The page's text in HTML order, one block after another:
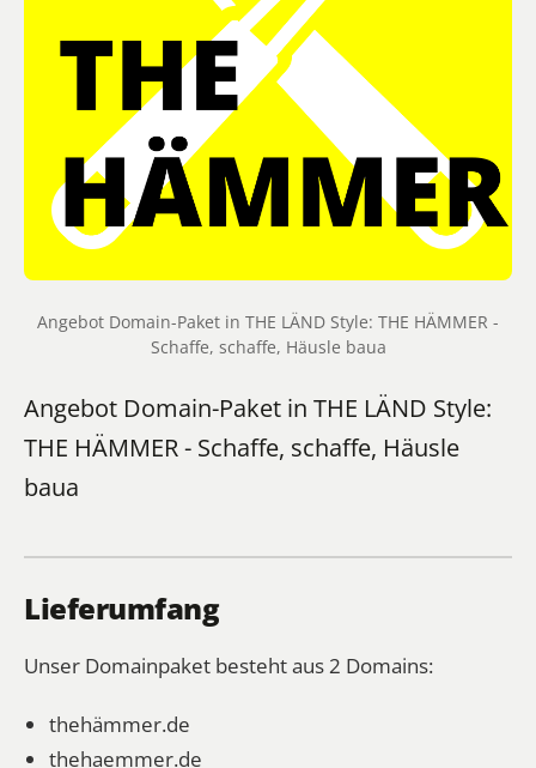
Angebot Domain-Paket in THE LÄND Style: THE HÄMMER -
Schaffe, schaffe, Häusle baua
Angebot Domain-Paket in THE LÄND Style:
THE HÄMMER - Schaffe, schaffe, Häusle
baua
Lieferumfang
Unser Domainpaket besteht aus 2 Domains:
thehämmer.de
thehaemmer.de